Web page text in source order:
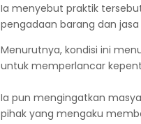
Ia menyebut praktik
pengadaan barang dan
Menurutnya, kondisi ini
untuk memperlancar
Ia pun mengingatkan
pihak yang mengaku